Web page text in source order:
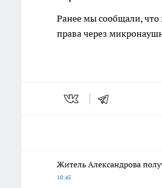
Ранее мы сообщали, что
права через
Житель Александрова
10:45